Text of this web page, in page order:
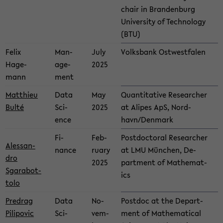
chair in Bran­den­burg
Uni­ver­sity of Tech­nol­ogy
(BTU)
Felix
Hage­
mann
Man­
age­
ment
July
2025
Volks­bank Os­t­west­falen
Matthieu
Bulté
Data
Sci­
ence
May
2025
Quan­ti­ta­tive Re­searcher
at Alipes ApS, Nord­
havn/Den­mark
Alessan­
dro
Sgarabot­
tolo
Fi­
nance
Feb­
ru­ary
2025
Post­doc­toral Re­searcher
at LMU München, De­
part­ment of Math­e­mat­
ics
Pre­drag
Pilipovic
Data
Sci­
No­
vem­
Post­doc at the De­part­
ment of Math­e­mat­i­cal